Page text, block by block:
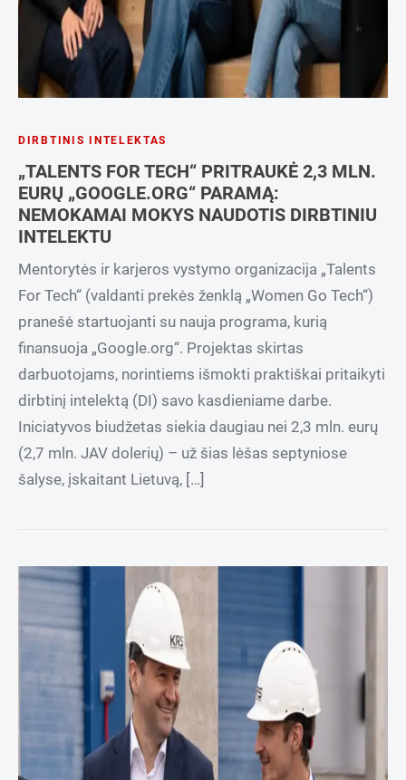
DIRBTINIS INTELEKTAS
„TALENTS FOR TECH“ PRITRAUKĖ 2,3 MLN.
EURŲ „GOOGLE.ORG“ PARAMĄ:
NEMOKAMAI MOKYS NAUDOTIS DIRBTINIU
INTELEKTU
Mentorytės ir karjeros vystymo organizacija „Talents
For Tech“ (valdanti prekės ženklą „Women Go Tech“)
pranešė startuojanti su nauja programa, kurią
finansuoja „Google.org“. Projektas skirtas
darbuotojams, norintiems išmokti praktiškai pritaikyti
dirbtinį intelektą (DI) savo kasdieniame darbe.
Iniciatyvos biudžetas siekia daugiau nei 2,3 mln. eurų
(2,7 mln. JAV dolerių) – už šias lėšas septyniose
šalyse, įskaitant Lietuvą, […]